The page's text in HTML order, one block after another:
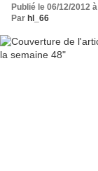
Publié le 06/12/2012
Par hl_66